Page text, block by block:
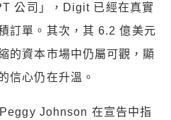
公司」，Digit 已經在真實
訂單。其次，其 6.2 億美元
的資本市場中仍屬可觀，顯
信心仍在升溫。
Johnson 在宣告中指